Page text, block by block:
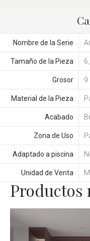
Nombre de la Serie
Tamaño de la Pieza
Grosor 9
Material de la Pieza
Acabado
Zona de Uso
Adaptado a piscina
Unidad de Venta
Productos